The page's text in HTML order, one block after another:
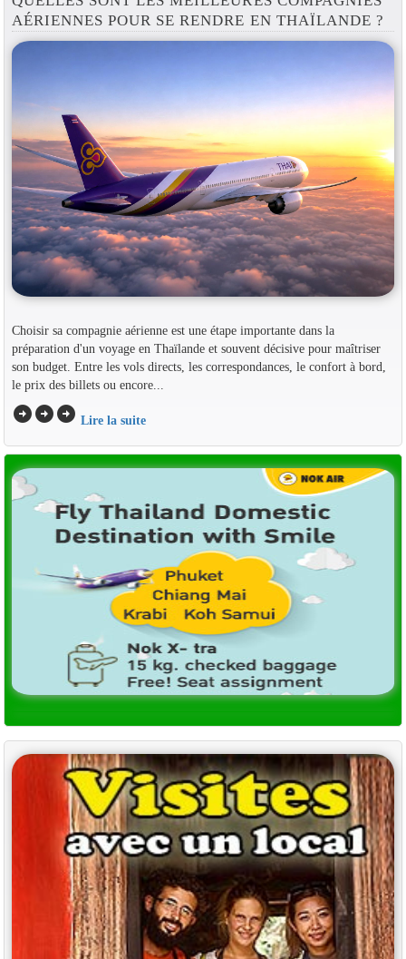
AÉRIENNES POUR SE RENDRE EN THAÏLANDE ?
Choisir sa compagnie aérienne est une étape importante dans la
préparation d'un voyage en Thaïlande et souvent décisive pour maîtriser
son budget. Entre les vols directs, les correspondances, le confort à bord,
le prix des billets ou encore...
arrow_circle_rightarrow_circle_rightarrow_circle_right Lire la suite